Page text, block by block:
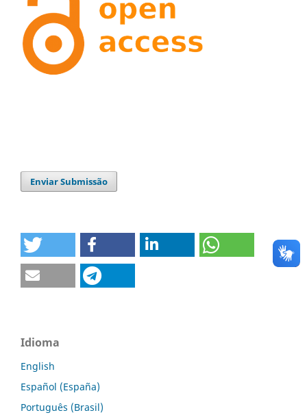
Enviar Submissão
Idioma
English
Español (España)
Português (Brasil)